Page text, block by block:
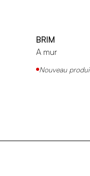
BRIM
A mur
Nouveau